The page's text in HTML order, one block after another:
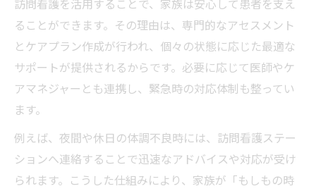
訪問看護を活用することで、家族は安心して患者を支え
ることができます。その理由は、専門的なアセスメント
とケアプラン作成が行われ、個々の状態に応じた最適な
サポートが提供されるからです。必要に応じて医師やケ
アマネジャーとも連携し、緊急時の対応体制も整ってい
ます。
例えば、夜間や休日の体調不良時には、訪問看護ステー
ションへ連絡することで迅速なアドバイスや対応が受け
られます。こうした仕組みにより、家族が「もしもの時